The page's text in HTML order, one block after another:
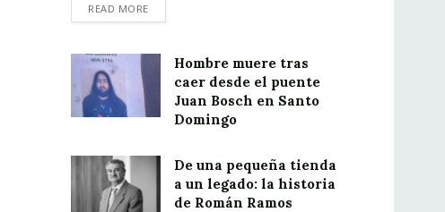
READ MORE
Hombre muere tras
caer desde el puente
Juan Bosch en Santo
Domingo
De una pequeña tienda
a un legado: la historia
de Román Ramos